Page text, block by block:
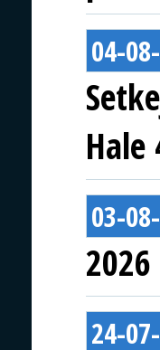
04-
Hale
03-
2026
24-